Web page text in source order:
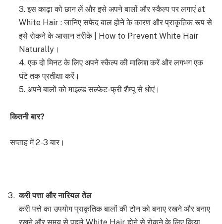
3. इस काढ़ा को छान लें और इसे अपने बालों और स्कैल्प पर लगाएं at
White Hair : जानिए सफेद बाल होने के कारण और प्राकृतिक रूप से
इसे रोकने के आसान तरीके | How to Prevent White Hair
Naturally।
4. एक दो मिनट के लिए अपने स्कैल्प की मालिश करें और लगभग एक
घंटे तक प्रतीक्षा करें।
5. अपने बालों को माइल्ड सल्फेट-फ्री शैम्पू से धोएं।
कितनी बार?
सप्ताह में 2-3 बार।
करी पत्ता और नारियल तेल
करी पत्ते का उपयोग प्राकृतिक बालों की टोन को बनाए रखने और बनाए